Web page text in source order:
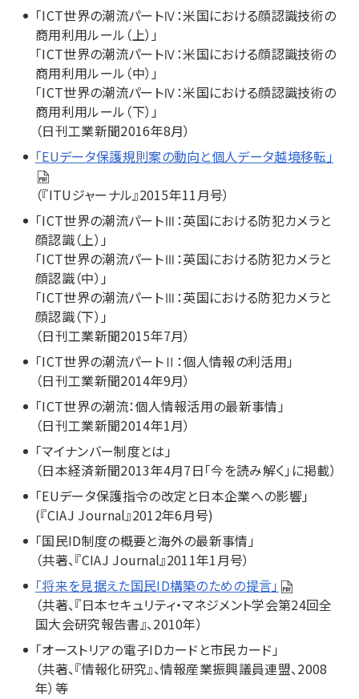
「ICT世界の潮流パートⅣ：米国における顔認識技術の
商用利用ルール（上）」
「ICT世界の潮流パートⅣ：米国における顔認識技術の
商用利用ルール（中）」
「ICT世界の潮流パートⅣ：米国における顔認識技術の
商用利用ルール（下）」
（日刊工業新聞2016年8月）
「EUデータ保護規則案の動向と個人データ越境移転」
（『ITUジャーナル』2015年11月号）
「ICT世界の潮流パートⅢ：英国における防犯カメラと
顔認識（上）」
「ICT世界の潮流パートⅢ：英国における防犯カメラと
顔認識（中）」
「ICT世界の潮流パートⅢ：英国における防犯カメラと
顔認識（下）」
（日刊工業新聞2015年7月）
「ICT世界の潮流パートⅡ：個人情報の利活用」
（日刊工業新聞2014年9月）
「ICT世界の潮流：個人情報活用の最新事情」
（日刊工業新聞2014年1月）
「マイナンバー制度とは」
（日本経済新聞2013年4月7日「今を読み解く」に掲載）
「EUデータ保護指令の改定と日本企業への影響」
(『CIAJ Journal』2012年6月号)
「国民ID制度の概要と海外の最新事情」
（共著、『CIAJ Journal』2011年1月号）
「将来を見据えた国民ID構築のための提言」
（共著、『日本セキュリティ・マネジメント学会第24回全
国大会研究報告書』、2010年）
「オーストリアの電子IDカードと市民カード」
（共著、『情報化研究』、情報産業振興議員連盟、2008
年）等